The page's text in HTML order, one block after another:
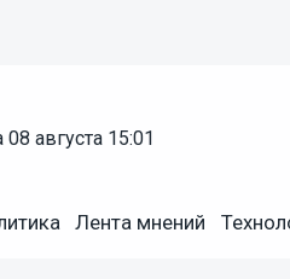
08 августа 15:01
Лента мненийиз-за